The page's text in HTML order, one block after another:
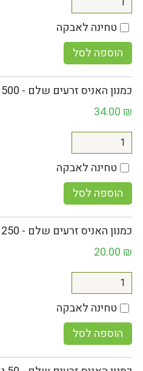
טחינה לאבקה
הוספה לסל
כמנון האניס זרעים שלם - 500 גר
34.00 ₪
טחינה לאבקה
הוספה לסל
כמנון האניס זרעים שלם - 250 גר
20.00 ₪
טחינה לאבקה
הוספה לסל